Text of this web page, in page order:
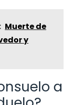
Muerte de
y
a